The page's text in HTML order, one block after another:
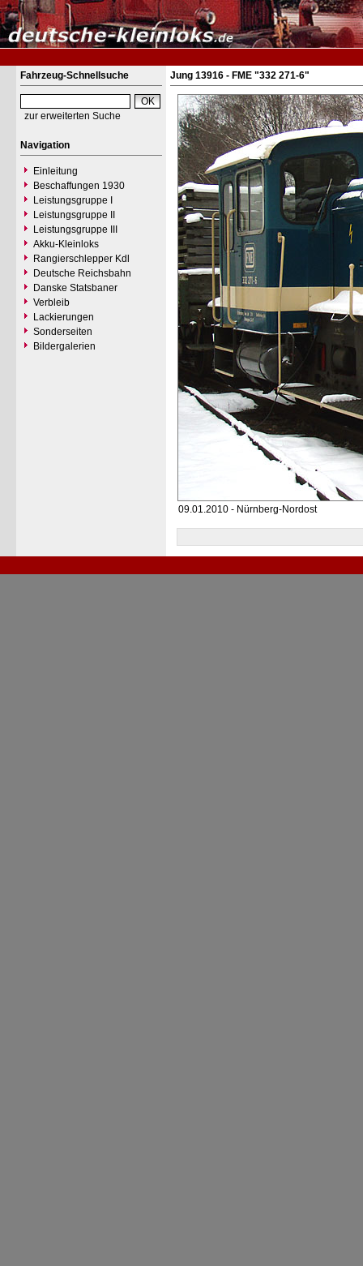
Fahrzeug-Schnellsuche
zur erweiterten Suche
Navigation
Einleitung
Beschaffungen 1930
Leistungsgruppe I
Leistungsgruppe II
Leistungsgruppe III
Akku-Kleinloks
Rangierschlepper Kdl
Deutsche Reichsbahn
Danske Statsbaner
Verbleib
Lackierungen
Sonderseiten
Bildergalerien
Jung 13916 - FME "332 271-6"
09.01.2010 - Nürnberg-Nordost